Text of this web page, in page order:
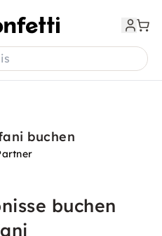
buchen
buchen